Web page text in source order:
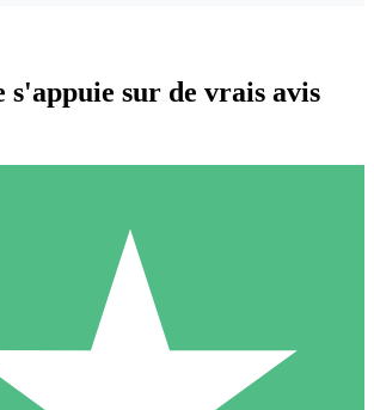
de Crédits Individuels
avec des crédits de téléchargement. Sans
s'appuie sur de vrais avis